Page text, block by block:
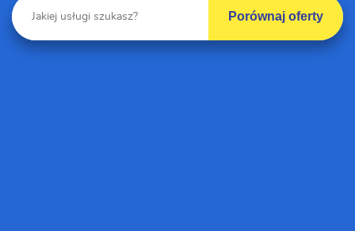
Porównaj oferty